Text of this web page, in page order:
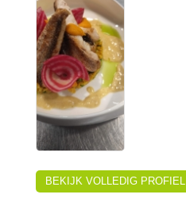
BEKIJK VOLLEDIG PROFIEL